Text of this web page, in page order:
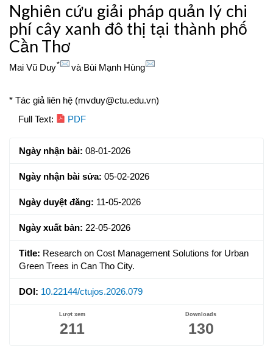
Nghiên cứu giải pháp quản lý chi
phí cây xanh đô thị tại thành phố
Cần Thơ
Mai Vũ Duy* và Bùi Mạnh Hùng
* Tác giả liên hệ (mvduy@ctu.edu.vn)
Article
Full Text: PDF
Ngày nhận bài: 08-01-2026
Ngày nhận bài sửa: 05-02-2026
Ngày duyệt đăng: 11-05-2026
Ngày xuất bản: 22-05-2026
Title: Research on Cost Management Solutions for Urban
Green Trees in Can Tho City.
DOI: 10.22144/ctujos.2026.079
Lượt xem
211
Downloads
130